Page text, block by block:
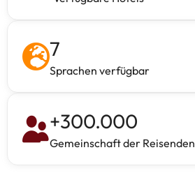
7
Sprachen verfügbar
+300.000
Gemeinschaft der Reisenden